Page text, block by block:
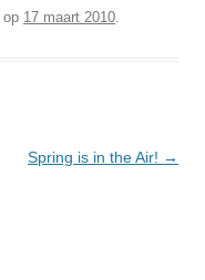
op 17 maart 2010.
Spring is in the Air! →